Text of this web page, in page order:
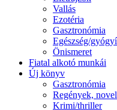
Vallás
Ezotéria
Gasztronómia
Egészség/
Önismeret
Fiatal alkotó munkái
Új könyv
Gasztronómia
Regények,
Krimi/thriller